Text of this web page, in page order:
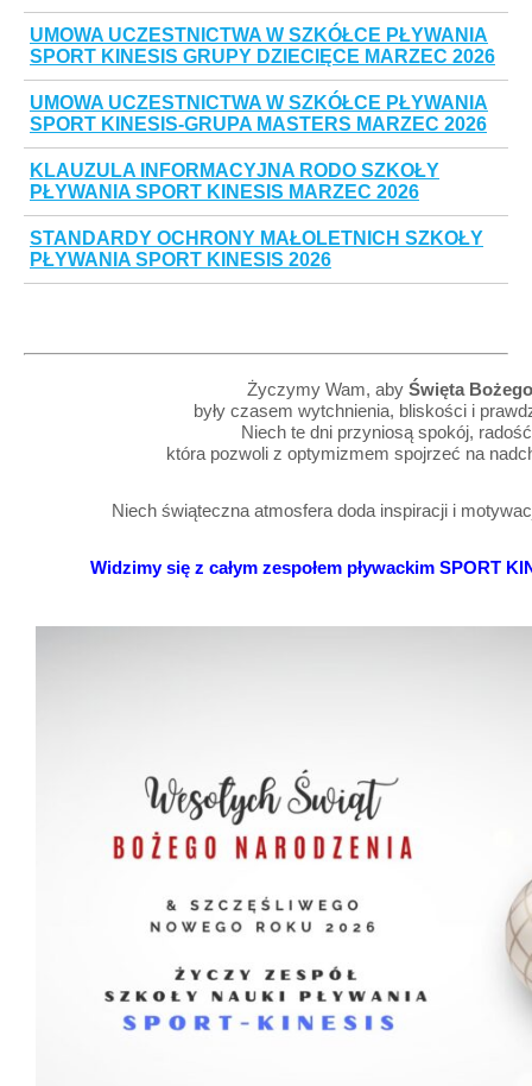
UMOWA UCZESTNICTWA W SZKÓŁCE PŁYWANIA
SPORT KINESIS GRUPY DZIECIĘCE MARZEC 2026
UMOWA UCZESTNICTWA W SZKÓŁCE PŁYWANIA
SPORT KINESIS-GRUPA MASTERS MARZEC 2026
KLAUZULA INFORMACYJNA RODO SZKOŁY
PŁYWANIA SPORT KINESIS MARZEC 2026
STANDARDY OCHRONY MAŁOLETNICH SZKOŁY
PŁYWANIA SPORT KINESIS 2026
Życzymy Wam, aby Święta
były czasem wytchnienia, bliskości i
Niech te dni przyniosą spokój,
która pozwoli z optymizmem spojrzeć na
Niech świąteczna atmosfera doda inspiracji i
Widzimy się z całym zespołem pływackim SPORT